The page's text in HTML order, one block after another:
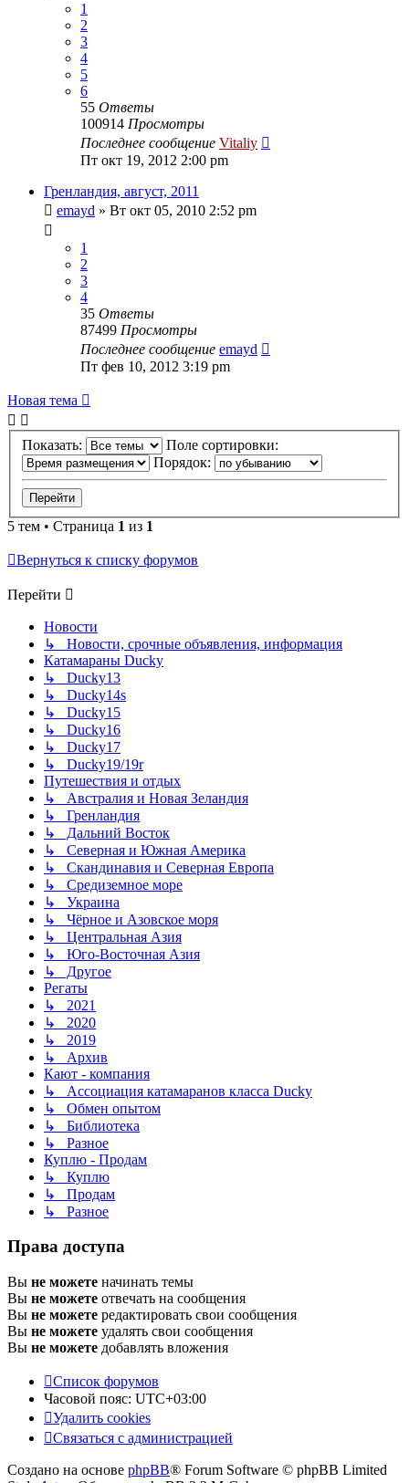
1
2
3
4
5
6
55 Ответы
100914 Просмотры
Последнее сообщение Vitaliy
Пт окт 19, 2012 2:00 pm
Гренландия, август, 2011
emayd » Вт окт 05, 2010 2:52 pm
1
2
3
4
35 Ответы
87499 Просмотры
Последнее сообщение emayd
Пт фев 10, 2012 3:19 pm
Новая тема
Показать:
Поле сортировки:
Порядок:
5 тем • Страница 1 из 1
Вернуться к списку форумов
Перейти
Новости
↳ Новости, срочные объявления, информация
Катамараны Ducky
↳ Ducky13
↳ Ducky14s
↳ Ducky15
↳ Ducky16
↳ Ducky17
↳ Ducky19/19r
Путешествия и отдых
↳ Австралия и Новая Зеландия
↳ Гренландия
↳ Дальний Восток
↳ Северная и Южная Америка
↳ Скандинавия и Северная Европа
↳ Средиземное море
↳ Украина
↳ Чёрное и Азовское моря
↳ Центральная Азия
↳ Юго-Восточная Азия
↳ Другое
Регаты
↳ 2021
↳ 2020
↳ 2019
↳ Архив
Кают - компания
↳ Ассоциация катамаранов класса Ducky
↳ Обмен опытом
↳ Библиотека
↳ Разное
Куплю - Продам
↳ Куплю
↳ Продам
↳ Разное
Права доступа
Вы не можете начинать темы
Вы не можете отвечать на сообщения
Вы не можете редактировать свои сообщения
Вы не можете удалять свои сообщения
Вы не можете добавлять вложения
Список форумов
Часовой пояс: UTC+03:00
Удалить cookies
Связаться с администрацией
Создано на основе phpBB® Forum Software © phpBB Limited